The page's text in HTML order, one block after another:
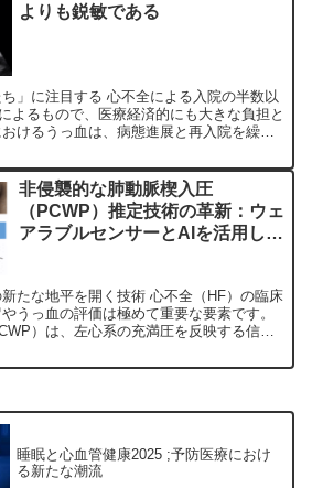
よりも鋭敏である
」に注目する 心不全による入院の半数以
よるもので、医療経済的にも大きな負担と
けるうっ血は、病態進展と再入院を繰り
非侵襲的な肺動脈楔入圧
（PCWP）推定技術の革新：ウェ
アラブルセンサーとAIを活用した
たな地平を開く技術 心不全（HF）の臨床
うっ血の評価は極めて重要な要素です。
）は、左心系の充満圧を反映する信頼
睡眠と心血管健康2025 ;予防医療におけ
る新たな潮流